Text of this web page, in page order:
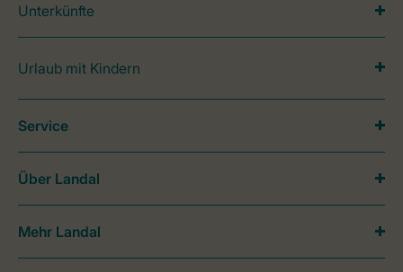
Unterkünfte
Urlaub mit Kindern
Service
Über Landal
Mehr Landal